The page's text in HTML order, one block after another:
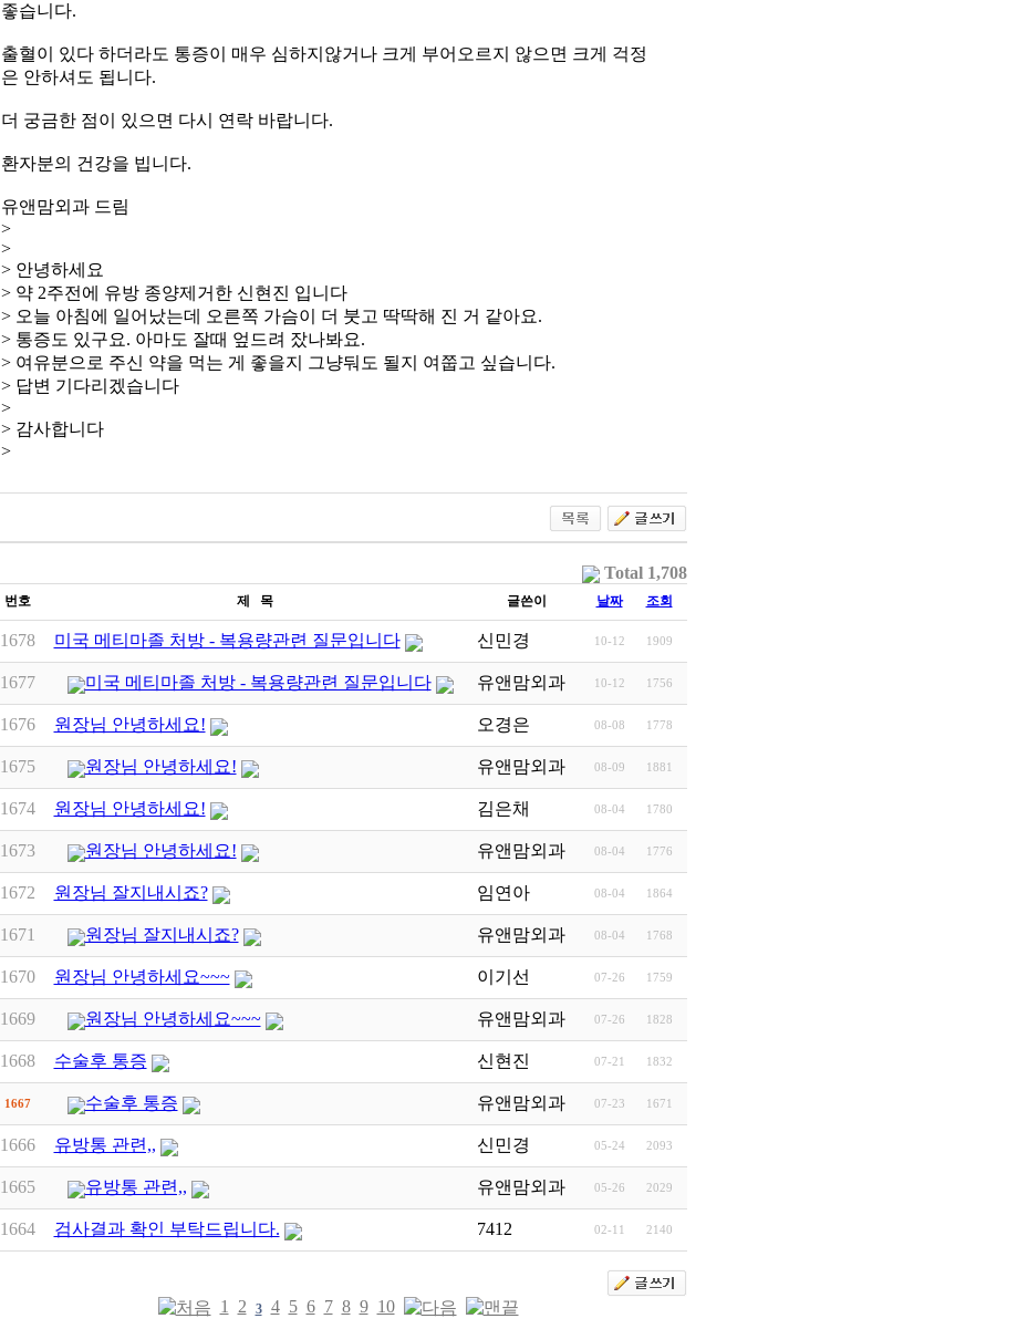
좋습니다.
출혈이 있다 하더라도 통증이 매우 심하지않거나 크게 부어오르지 않으면 크게 걱정
은 안하셔도 됩니다.
더 궁금한 점이 있으면 다시 연락 바랍니다.
환자분의 건강을 빕니다.
유앤맘외과 드림
>
>
> 안녕하세요
> 약 2주전에 유방 종양제거한 신현진 입니다
> 오늘 아침에 일어났는데 오른쪽 가슴이 더 붓고 딱딱해 진 거 같아요.
> 통증도 있구요. 아마도 잘때 엎드려 잤나봐요.
> 여유분으로 주신 약을 먹는 게 좋을지 그냥둬도 될지 여쭙고 싶습니다.
> 답변 기다리겠습니다
>
> 감사합니다
>
Total 1,708
번호 제 목 글쓴이 날짜 조회
1678 미국 메티마졸 처방 - 복용량관련 질문입니다 신민경 10-12 1909
1677 미국 메티마졸 처방 - 복용량관련 질문입니다 유앤맘외과 10-12 1756
1676 원장님 안녕하세요! 오경은 08-08 1778
1675 원장님 안녕하세요! 유앤맘외과 08-09 1881
1674 원장님 안녕하세요! 김은채 08-04 1780
1673 원장님 안녕하세요! 유앤맘외과 08-04 1776
1672 원장님 잘지내시죠? 임연아 08-04 1864
1671 원장님 잘지내시죠? 유앤맘외과 08-04 1768
1670 원장님 안녕하세요~~~ 이기선 07-26 1759
1669 원장님 안녕하세요~~~ 유앤맘외과 07-26 1828
1668 수술후 통증 신현진 07-21 1832
1667 수술후 통증 유앤맘외과 07-23 1671
1666 유방통 관련,, 신민경 05-24 2093
1665 유방통 관련,, 유앤맘외과 05-26 2029
1664 검사결과 확인 부탁드립니다. 7412 02-11 2140
1 2 3 4 5 6 7 8 9 10